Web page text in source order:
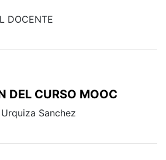
DOCENTE
DEL CURSO MOOC
Sanchez